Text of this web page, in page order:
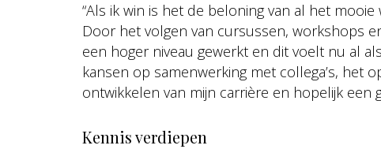
“Als ik win is het de beloning van al het
Door het volgen van cursussen, workshops
een hoger niveau gewerkt en dit voelt nu al
kansen op samenwerking met collega’s, het
ontwikkelen van mijn carrière en hopelijk een
Kennis verdiepen